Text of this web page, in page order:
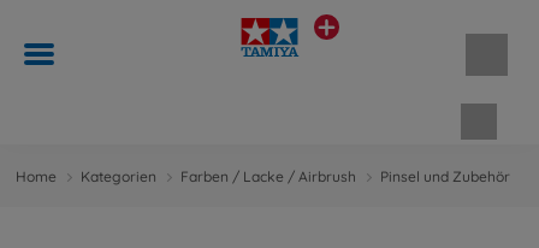
Home Kategorien Farben / Lacke / Airbrush Pinsel und Zubehör